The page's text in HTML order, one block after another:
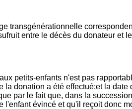
transgénérationnelle
entre le décès du donateur et
petits-enfants n'est pas
donation a été effectué;et la
par le fait que, dans la
l'enfant évincé et qu'il reçoit donc